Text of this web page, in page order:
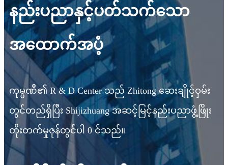
နည်းပညာနှင့်ပတ်သက်သော
အထောက်အပံ့
ကုမ္ပဏီ၏ R & D Center သည် Zhitong ဆေးချိုင့်ဝှမ်း
တွင်တည်ရှိပြီး Shijizhuang အဆင့်မြင့်နည်းပညာဖွံ့ဖြိုး
တိုးတက်မှုဇုန်တွင်ပါ 0 င်သည်။